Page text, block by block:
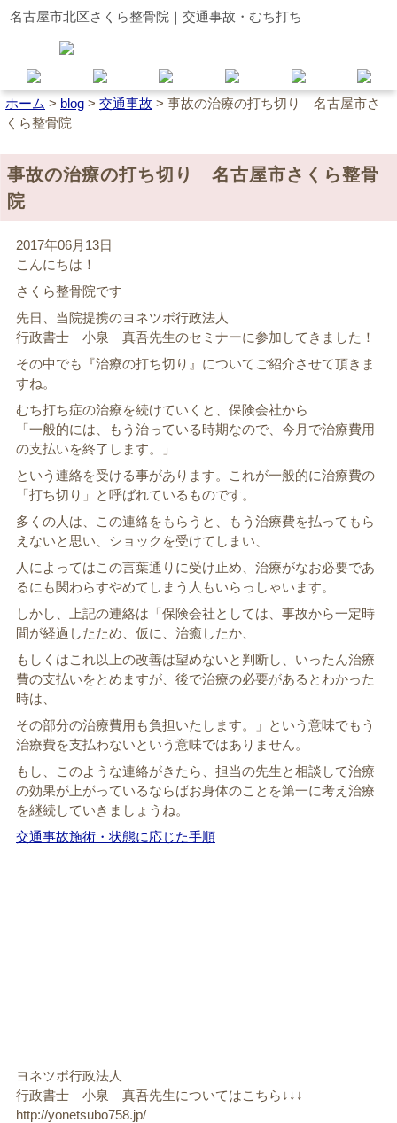
名古屋市北区さくら整骨院｜交通事故・むち打ち
ホーム > blog > 交通事故 > 事故の治療の打ち切り 名古屋市さ
くら整骨院
事故の治療の打ち切り 名古屋市さくら整骨
院
2017年06月13日
こんにちは！
さくら整骨院です
先日、当院提携のヨネツボ行政法人
行政書士 小泉 真吾先生のセミナーに参加してきました！
その中でも『治療の打ち切り』についてご紹介させて頂きま
すね。
むち打ち症の治療を続けていくと、保険会社から
「一般的には、もう治っている時期なので、今月で治療費用
の支払いを終了します。」
という連絡を受ける事があります。これが一般的に治療費の
「打ち切り」と呼ばれているものです。
多くの人は、この連絡をもらうと、もう治療費を払ってもら
えないと思い、ショックを受けてしまい、
人によってはこの言葉通りに受け止め、治療がなお必要であ
るにも関わらすやめてしまう人もいらっしゃいます。
しかし、上記の連絡は「保険会社としては、事故から一定時
間が経過したため、仮に、治癒したか、
もしくはこれ以上の改善は望めないと判断し、いったん治療
費の支払いをとめますが、後で治療の必要があるとわかった
時は、
その部分の治療費用も負担いたします。」という意味でもう
治療費を支払わないという意味ではありません。
もし、このような連絡がきたら、担当の先生と相談して治療
の効果が上がっているならばお身体のことを第一に考え治療
を継続していきましょうね。
交通事故施術・状態に応じた手順
ヨネツボ行政法人
行政書士 小泉 真吾先生についてはこちら↓↓↓
http://yonetsubo758.jp/